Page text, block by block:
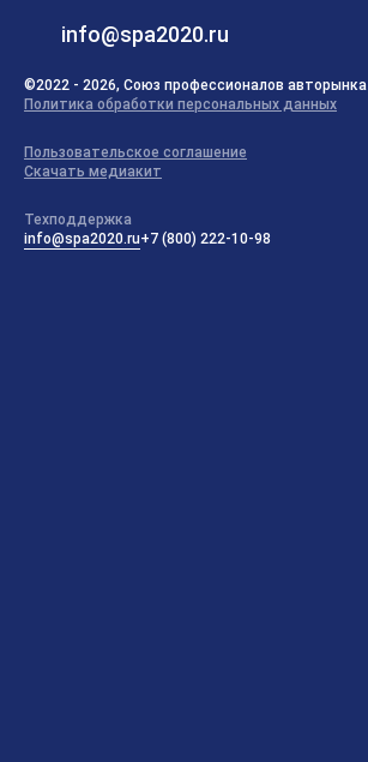
info@spa2020.ru
©2022 - 2026, Союз профессионалов авторынка
Политика обработки персональных данных
Пользовательское соглашение
Скачать медиакит
Техподдержка
info@spa2020.ru+7 (800) 222-10-98